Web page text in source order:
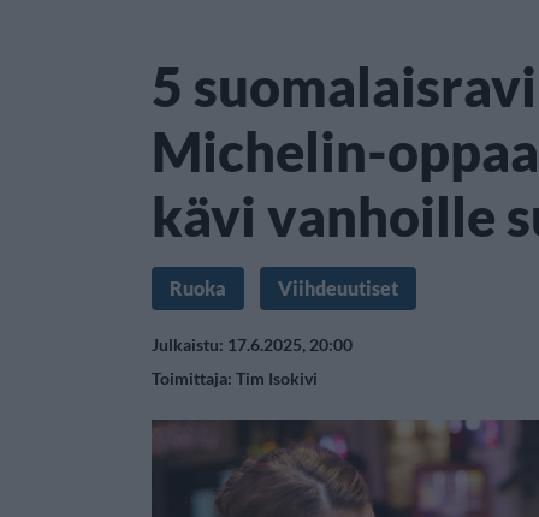
5
Michelin-
kävi vanhoille
Ruoka Viihdeuutiset
Julkaistu: 17.6.2025, 20:00
Toimittaja: Tim Isokivi